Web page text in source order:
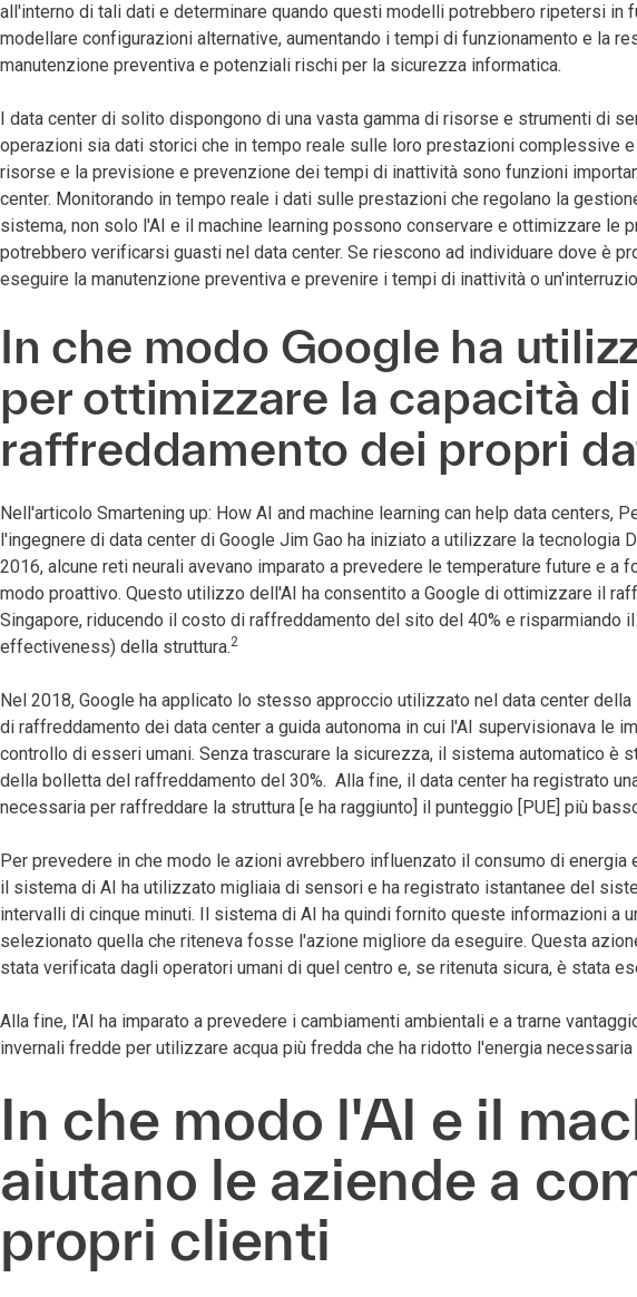
all'interno di tali dati e determinare quando questi modelli potrebbero ripetersi in
modellare configurazioni alternative, aumentando i tempi di funzionamento e la
manutenzione preventiva e potenziali rischi per la sicurezza informatica.
I data center di solito dispongono di una vasta gamma di risorse e strumenti di
operazioni sia dati storici che in tempo reale sulle loro prestazioni complessive
risorse e la previsione e prevenzione dei tempi di inattività sono funzioni
center. Monitorando in tempo reale i dati sulle prestazioni che regolano la
sistema, non solo l'AI e il machine learning possono conservare e ottimizzare le
potrebbero verificarsi guasti nel data center. Se riescono ad individuare dove è
eseguire la manutenzione preventiva e prevenire i tempi di inattività o
In che modo Google ha
per ottimizzare la capacità di
raffreddamento dei propri
Nell'articolo Smartening up: How AI and machine learning can help data centers,
l'ingegnere di data center di Google Jim Gao ha iniziato a utilizzare la tecnologia
2016, alcune reti neurali avevano imparato a prevedere le temperature future e a
modo proattivo. Questo utilizzo dell'AI ha consentito a Google di ottimizzare il
Singapore, riducendo il costo di raffreddamento del sito del 40% e risparmiando
effectiveness) della struttura.2
Nel 2018, Google ha applicato lo stesso approccio utilizzato nel data center
di raffreddamento dei data center a guida autonoma in cui l'AI supervisionava le
controllo di esseri umani. Senza trascurare la sicurezza, il sistema automatico è
della bolletta del raffreddamento del 30%. Alla fine, il data center ha registrato
necessaria per raffreddare la struttura [e ha raggiunto] il punteggio [PUE] più
Per prevedere in che modo le azioni avrebbero influenzato il consumo di
il sistema di AI ha utilizzato migliaia di sensori e ha registrato istantanee del
intervalli di cinque minuti. Il sistema di AI ha quindi fornito queste informazioni a
selezionato quella che riteneva fosse l'azione migliore da eseguire. Questa
stata verificata dagli operatori umani di quel centro e, se ritenuta sicura, è stata
Alla fine, l'AI ha imparato a prevedere i cambiamenti ambientali e a trarne
invernali fredde per utilizzare acqua più fredda che ha ridotto l'energia
In che modo l'AI e il
aiutano le aziende a
propri clienti